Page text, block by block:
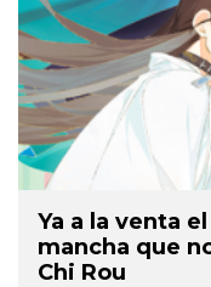
Ya a la venta
mancha que
Chi Rou